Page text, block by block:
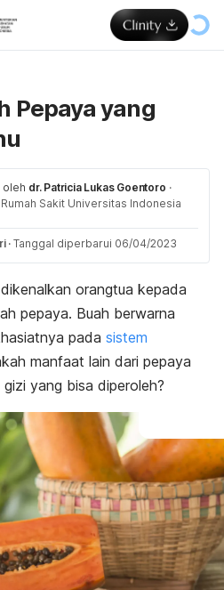
Pepaya yang
oleh dr. Patricia Lukas Goentoro ·
Rumah Sakit Universitas Indonesia
· Tanggal diperbarui 06/04/2023
orangtua kepada
pepaya. Buah berwarna
pada sistem
manfaat lain dari pepaya
yang bisa diperoleh?